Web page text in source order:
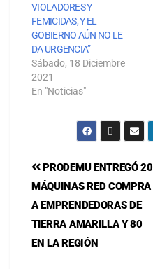
VIOLADORES Y
FEMICIDAS, Y EL
GOBIERNO AÚN NO LE
DA URGENCIA”
Sábado, 18 Diciembre
2021
En "Noticias"
PRODEMU ENTREGÓ 20
MÁQUINAS RED COMPRA
A EMPRENDEDORAS DE
TIERRA AMARILLA Y 80
EN LA REGIÓN